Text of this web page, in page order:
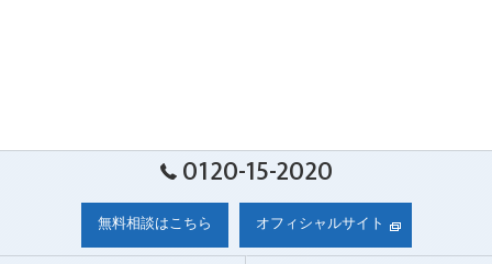
0120-15-2020
無料相談はこちら オフィシャルサイト